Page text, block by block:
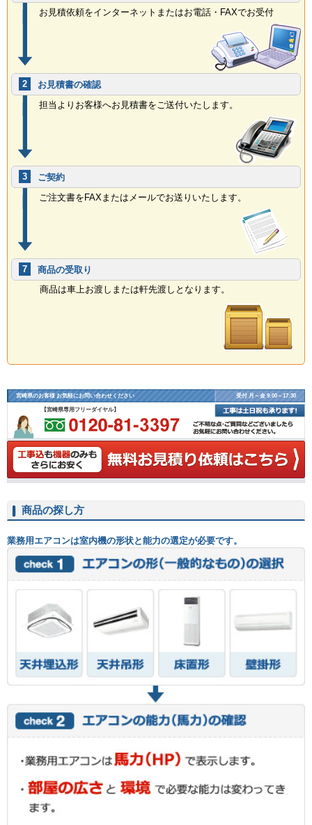
お見積依頼をインターネットまたはお電話・FAXでお受付
2
お見積書の確認
担当よりお客様へお見積書をご送付いたします。
3
ご契約
ご注文書をFAXまたはメールでお送りいたします。
7
商品の受取り
商品は車上お渡しまたは軒先渡しとなります。
宮崎県のお客様 お気軽にお問い合わせください 受付 月～金 9:00～17:30
【宮崎県専用フリーダイヤル】
商品の探し方
業務用エアコンは室内機の形状と能力の選定が必要です。